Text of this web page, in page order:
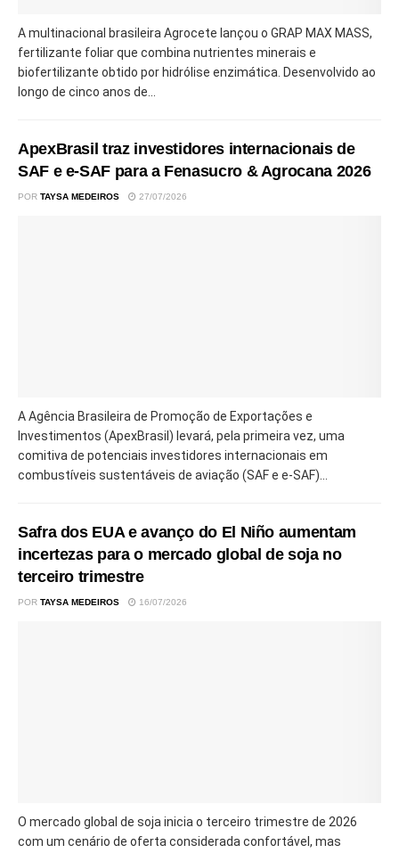
A multinacional brasileira Agrocete lançou o GRAP MAX MASS,
fertilizante foliar que combina nutrientes minerais e
biofertilizante obtido por hidrólise enzimática. Desenvolvido ao
longo de cinco anos de...
ApexBrasil traz investidores internacionais de
SAF e e-SAF para a Fenasucro & Agrocana 2026
POR TAYSA MEDEIROS 27/07/2026
A Agência Brasileira de Promoção de Exportações e
Investimentos (ApexBrasil) levará, pela primeira vez, uma
comitiva de potenciais investidores internacionais em
combustíveis sustentáveis de aviação (SAF e e-SAF)...
Safra dos EUA e avanço do El Niño aumentam
incertezas para o mercado global de soja no
terceiro trimestre
POR TAYSA MEDEIROS 16/07/2026
O mercado global de soja inicia o terceiro trimestre de 2026
com um cenário de oferta considerada confortável, mas